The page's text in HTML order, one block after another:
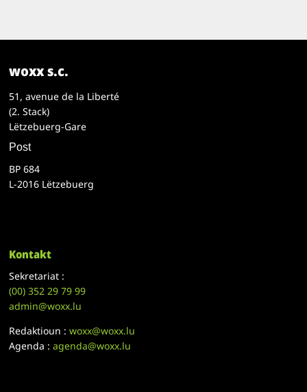
woxx s.c.
51, avenue de la Liberté
(2. Stack)
Lëtzebuerg-Gare
Post
BP 684
L-2016 Lëtzebuerg
Kontakt
Sekretariat :
(00)352 29 79 99
admin@woxx.lu
Redaktioun :woxx@woxx.lu
Agenda :agenda@woxx.lu